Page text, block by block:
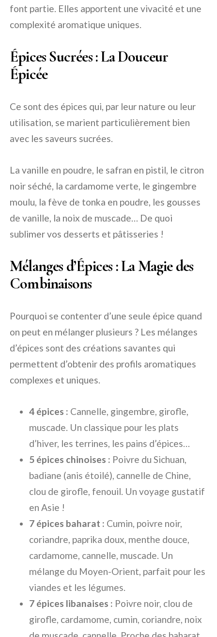
font partie. Elles apportent une vivacité et une
complexité aromatique uniques.
Épices Sucrées : La Douceur
Épicée
Ce sont des épices qui, par leur nature ou leur
utilisation, se marient particulièrement bien
avec les saveurs sucrées.
La vanille en poudre, le safran en pistil, le citron
noir séché, la cardamome verte, le gingembre
moulu, la fève de tonka en poudre, les gousses
de vanille, la noix de muscade… De quoi
sublimer vos desserts et pâtisseries !
Mélanges d’Épices : La Magie des
Combinaisons
Pourquoi se contenter d’une seule épice quand
on peut en mélanger plusieurs ? Les mélanges
d’épices sont des créations savantes qui
permettent d’obtenir des profils aromatiques
complexes et uniques.
4 épices : Cannelle, gingembre, girofle,
muscade. Un classique pour les plats
d’hiver, les terrines, les pains d’épices…
5 épices chinoises : Poivre du Sichuan,
badiane (anis étoilé), cannelle de Chine,
clou de girofle, fenouil. Un voyage gustatif
en Asie !
7 épices baharat : Cumin, poivre noir,
coriandre, paprika doux, menthe douce,
cardamome, cannelle, muscade. Un
mélange du Moyen-Orient, parfait pour les
viandes et les légumes.
7 épices libanaises : Poivre noir, clou de
girofle, cardamome, cumin, coriandre, noix